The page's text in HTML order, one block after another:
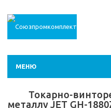
МЕНЮ
Токарно-
металлу JET GH-